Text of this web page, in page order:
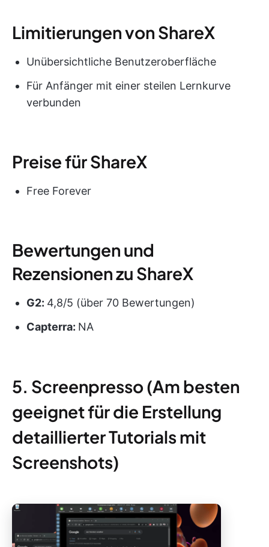
Limitierungen von ShareX
Unübersichtliche Benutzeroberfläche
Für Anfänger mit einer steilen Lernkurve
verbunden
Preise für ShareX
Free Forever
Bewertungen und
Rezensionen zu ShareX
G2: 4,8/5 (über 70 Bewertungen)
Capterra: NA
5. Screenpresso (Am besten
geeignet für die Erstellung
detaillierter Tutorials mit
Screenshots)